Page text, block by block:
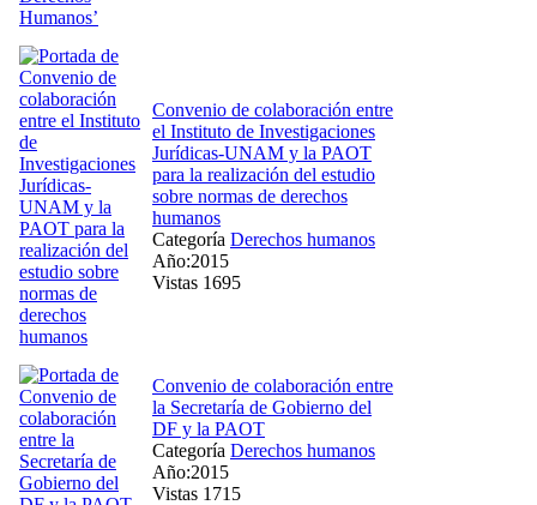
Convenio de colaboración entre
el Instituto de Investigaciones
Jurídicas-UNAM y la PAOT
para la realización del estudio
sobre normas de derechos
humanos
Categoría Derechos humanos
Año:2015
Vistas 1695
Convenio de colaboración entre
la Secretaría de Gobierno del
DF y la PAOT
Categoría Derechos humanos
Año:2015
Vistas 1715